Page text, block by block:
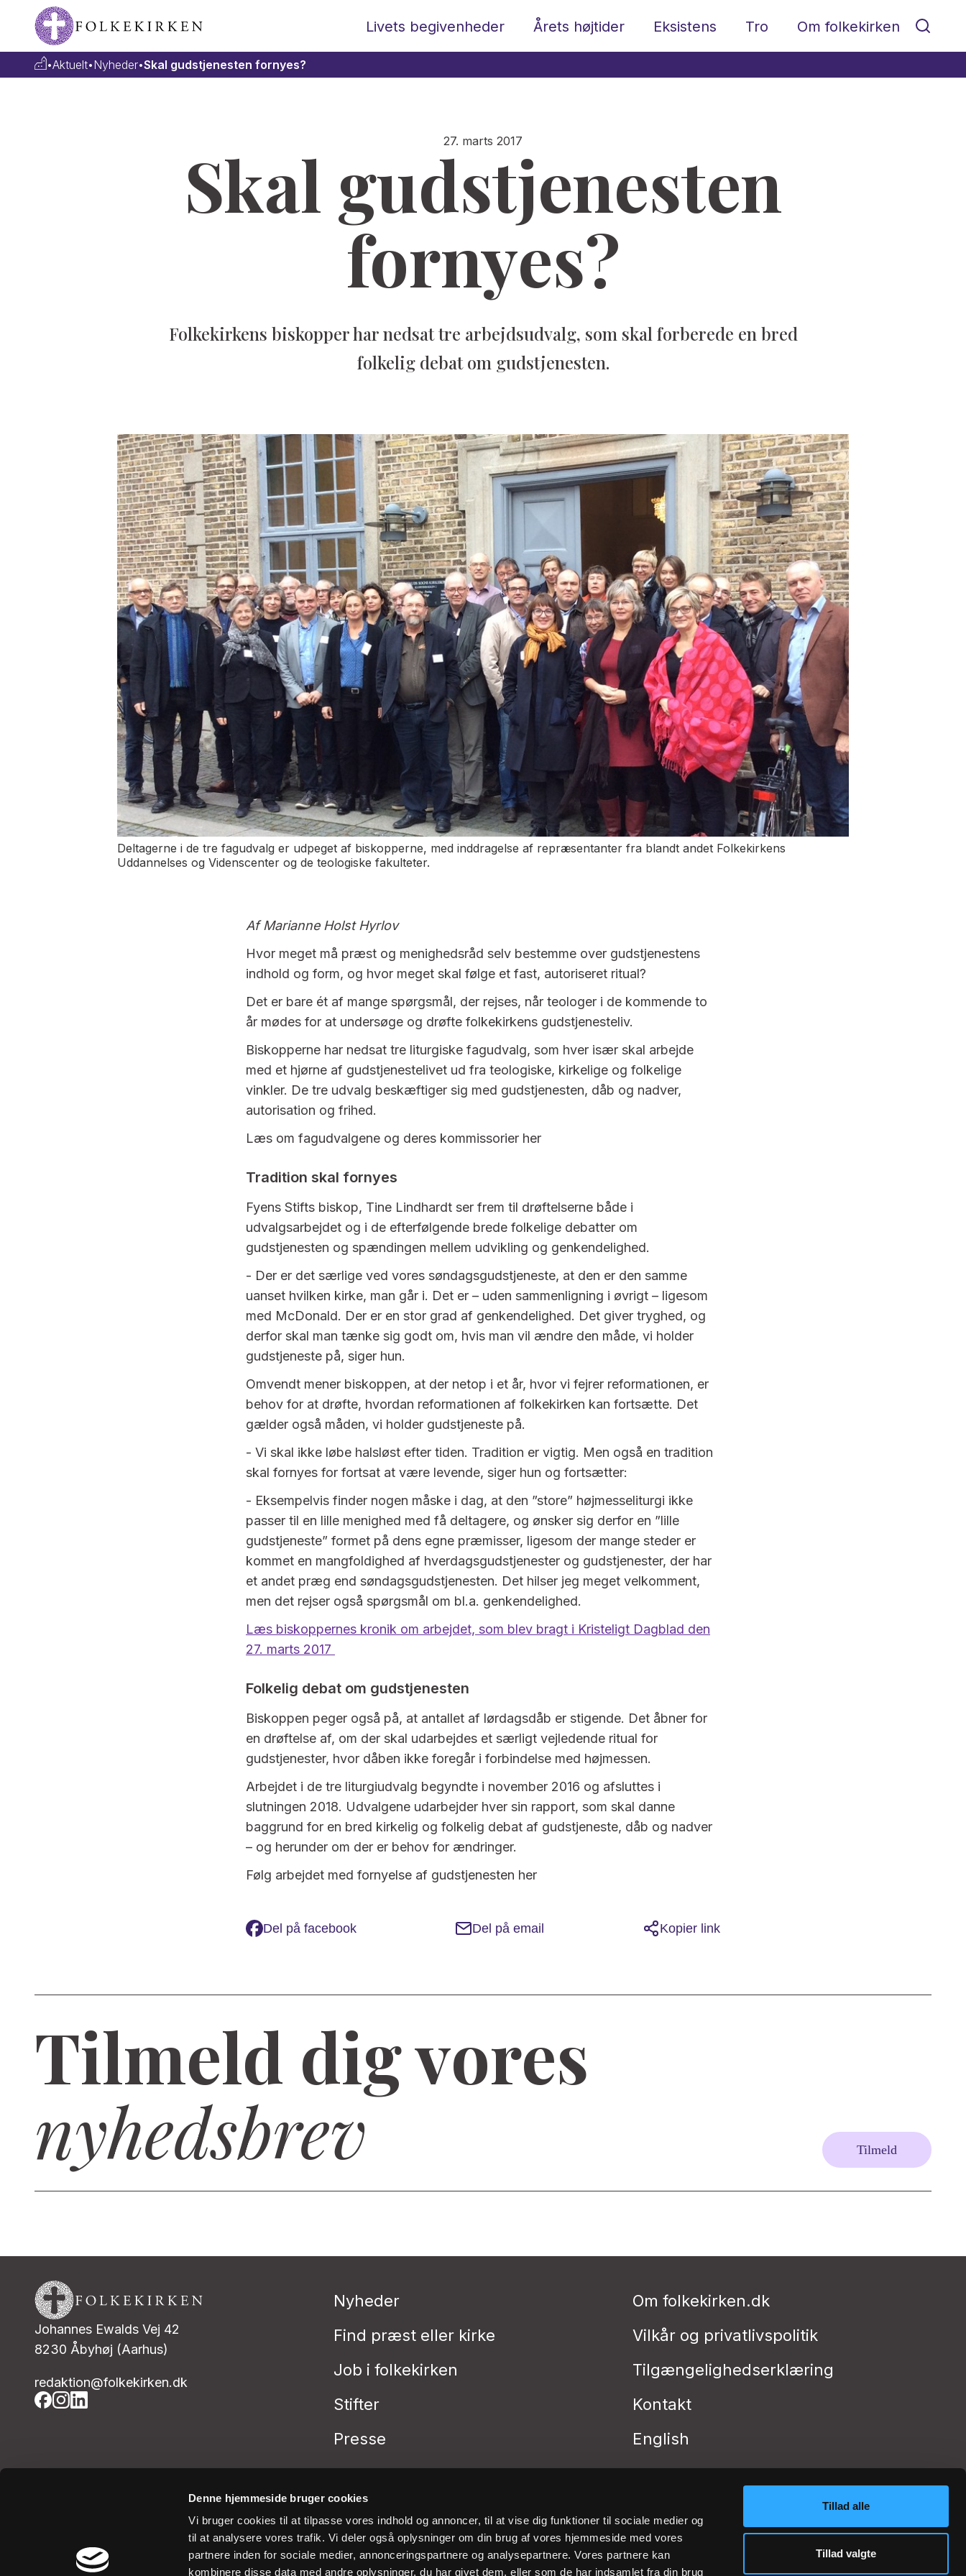
Denne hjemmeside bruger cookies
Vi bruger cookies til at tilpasse vores indhold og annoncer, til at vise dig funktioner til sociale medier og
til at analysere vores trafik. Vi deler også oplysninger om din brug af vores hjemmeside med vores
partnere inden for sociale medier, annonceringspartnere og analysepartnere. Vores partnere kan
kombinere disse data med andre oplysninger, du har givet dem, eller som de har indsamlet fra din brug
Tillad alle
Tillad valgte
Livets begivenheder Årets højtider Eksistens Tro Om folkekirken
•Aktuelt•Nyheder•Skal gudstjenesten fornyes?
27. marts 2017
Skal gudstjenesten
fornyes?
Folkekirkens biskopper har nedsat tre arbejdsudvalg, som skal forberede en bred
folkelig debat om gudstjenesten.
Deltagerne i de tre fagudvalg er udpeget af biskopperne, med inddragelse af repræsentanter fra blandt andet Folkekirkens
Uddannelses og Videnscenter og de teologiske fakulteter.
Af Marianne Holst Hyrlov
Hvor meget må præst og menighedsråd selv bestemme over gudstjenestens
indhold og form, og hvor meget skal følge et fast, autoriseret ritual?
Det er bare ét af mange spørgsmål, der rejses, når teologer i de kommende to
år mødes for at undersøge og drøfte folkekirkens gudstjenesteliv.
Biskopperne har nedsat tre liturgiske fagudvalg, som hver især skal arbejde
med et hjørne af gudstjenestelivet ud fra teologiske, kirkelige og folkelige
vinkler. De tre udvalg beskæftiger sig med gudstjenesten, dåb og nadver,
autorisation og frihed.
Læs om fagudvalgene og deres kommissorier her
Tradition skal fornyes
Fyens Stifts biskop, Tine Lindhardt ser frem til drøftelserne både i
udvalgsarbejdet og i de efterfølgende brede folkelige debatter om
gudstjenesten og spændingen mellem udvikling og genkendelighed.
- Der er det særlige ved vores søndagsgudstjeneste, at den er den samme
uanset hvilken kirke, man går i. Det er – uden sammenligning i øvrigt – ligesom
med McDonald. Der er en stor grad af genkendelighed. Det giver tryghed, og
derfor skal man tænke sig godt om, hvis man vil ændre den måde, vi holder
gudstjeneste på, siger hun.
Omvendt mener biskoppen, at der netop i et år, hvor vi fejrer reformationen, er
behov for at drøfte, hvordan reformationen af folkekirken kan fortsætte. Det
gælder også måden, vi holder gudstjeneste på.
- Vi skal ikke løbe halsløst efter tiden. Tradition er vigtig. Men også en tradition
skal fornyes for fortsat at være levende, siger hun og fortsætter:
- Eksempelvis finder nogen måske i dag, at den ”store” højmesseliturgi ikke
passer til en lille menighed med få deltagere, og ønsker sig derfor en ”lille
gudstjeneste” formet på dens egne præmisser, ligesom der mange steder er
kommet en mangfoldighed af hverdagsgudstjenester og gudstjenester, der har
et andet præg end søndagsgudstjenesten. Det hilser jeg meget velkomment,
men det rejser også spørgsmål om bl.a. genkendelighed.
Læs biskoppernes kronik om arbejdet, som blev bragt i Kristeligt Dagblad den
27. marts 2017
Folkelig debat om gudstjenesten
Biskoppen peger også på, at antallet af lørdagsdåb er stigende. Det åbner for
en drøftelse af, om der skal udarbejdes et særligt vejledende ritual for
gudstjenester, hvor dåben ikke foregår i forbindelse med højmessen.
Arbejdet i de tre liturgiudvalg begyndte i november 2016 og afsluttes i
slutningen 2018. Udvalgene udarbejder hver sin rapport, som skal danne
baggrund for en bred kirkelig og folkelig debat af gudstjeneste, dåb og nadver
– og herunder om der er behov for ændringer.
Følg arbejdet med fornyelse af gudstjenesten her
Del på facebook Del på email Kopier link
Tilmeld dig vores
nyhedsbrev
Tilmeld
Johannes Ewalds Vej 42
8230 Åbyhøj (Aarhus)
redaktion@folkekirken.dk
Nyheder
Find præst eller kirke
Job i folkekirken
Stifter
Presse
Om folkekirken.dk
Vilkår og privatlivspolitik
Tilgængelighedserklæring
Kontakt
English